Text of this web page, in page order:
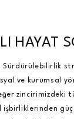
HAYAT
Sürdürülebilirlik
ve kurumsal
zincirimizdeki
işbirliklerinden güç